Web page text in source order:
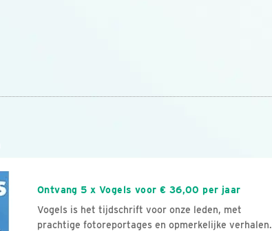
Ontvang 5 x Vogels voor € 36,00 per jaar
Vogels is het tijdschrift voor onze leden, met
prachtige fotoreportages en opmerkelijke verhalen.